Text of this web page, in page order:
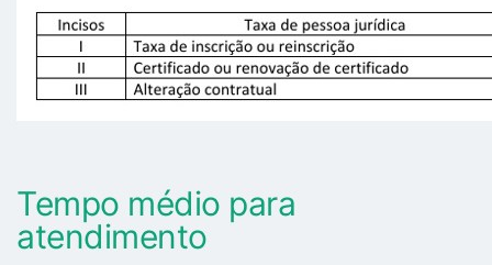
Tempo médio para
atendimento